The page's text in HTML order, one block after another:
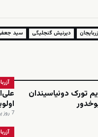
دیرنیش گنجلیگی سید
تورک دونیاسیندان
7 روز پیش